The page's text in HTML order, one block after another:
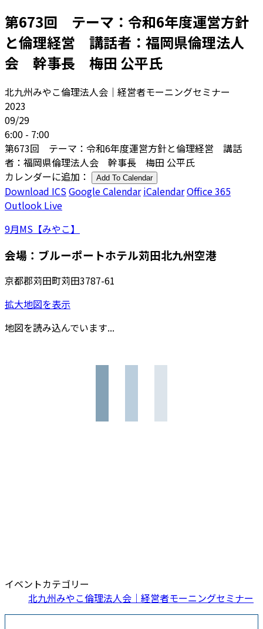
第673回 テーマ：令和6年度運営方針
と倫理経営 講話者：福岡県倫理法人
会 幹事長 梅田 公平氏
北九州みやこ倫理法人会｜経営者モーニングセミナー
2023
09/29
6:00 - 7:00
第673回 テーマ：令和6年度運営方針と倫理経営 講話
者：福岡県倫理法人会 幹事長 梅田 公平氏
カレンダーに追加：
Add To Calendar
Download ICSGoogle Calendar iCalendarOffice 365
Outlook Live
9月MS【みやこ】
会場：ブルーポートホテル苅田北九州空港
京都郡苅田町苅田3787-61
拡大地図を表示
地図を読み込んでいます...
イベントカテゴリー
北九州みやこ倫理法人会｜経営者モーニングセミナー